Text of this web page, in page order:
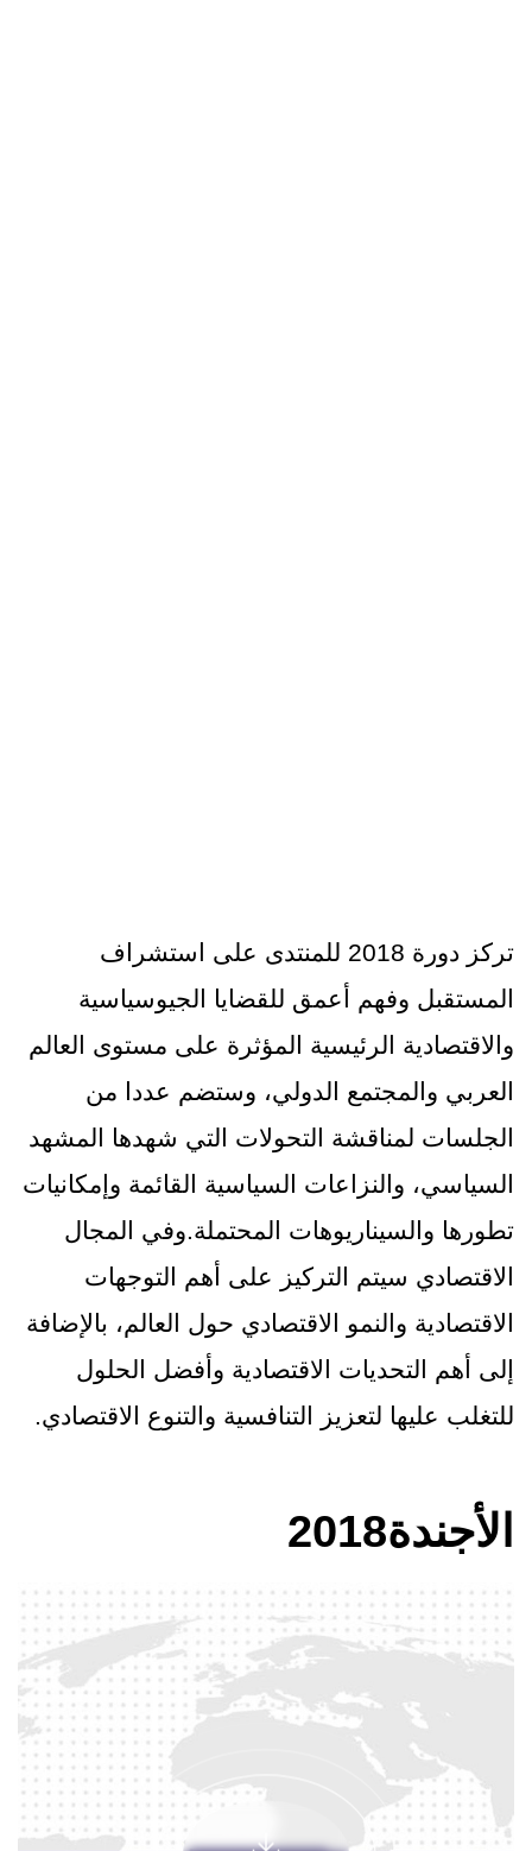
تركز دورة 2018 للمنتدى على استشراف
المستقبل وفهم أعمق للقضايا الجيوسياسية
والاقتصادية الرئيسية المؤثرة على مستوى العالم
العربي والمجتمع الدولي، وستضم عددا من
الجلسات لمناقشة التحولات التي شهدها المشهد
السياسي، والنزاعات السياسية القائمة وإمكانيات
تطورها والسيناريوهات المحتملة.وفي المجال
الاقتصادي سيتم التركيز على أهم التوجهات
الاقتصادية والنمو الاقتصادي حول العالم، بالإضافة
إلى أهم التحديات الاقتصادية وأفضل الحلول
للتغلب عليها لتعزيز التنافسية والتنوع الاقتصادي.
الأجندة‎ 2018